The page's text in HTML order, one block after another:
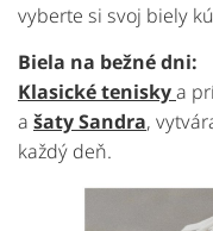
vyberte si svoj biely
Biela na bežnédni:
Klasickéteniskya
a šatySandra,
každý deň.